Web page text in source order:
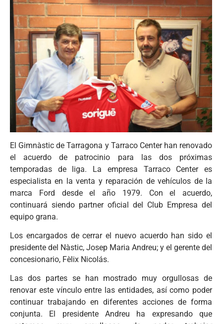
El Gimnàstic de Tarragona y Tarraco Center han renovado
el acuerdo de patrocinio para las dos próximas
temporadas de liga. La empresa Tarraco Center es
especialista en la venta y reparación de vehículos de la
marca Ford desde el año 1979. Con el acuerdo,
continuará siendo partner oficial del Club Empresa del
equipo grana.
Los encargados de cerrar el nuevo acuerdo han sido el
presidente del Nàstic, Josep Maria Andreu; y el gerente del
concesionario, Fèlix Nicolás.
Las dos partes se han mostrado muy orgullosas de
renovar este vínculo entre las entidades, así como poder
continuar trabajando en diferentes acciones de forma
conjunta. El presidente Andreu ha expresando que